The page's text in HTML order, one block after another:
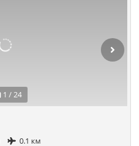
1 / 24
0.1 км